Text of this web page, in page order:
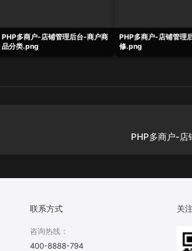
PHP多商户-店铺管理后台-商户商
品分类.png
PHP多商户-店铺管理
修.png
PHP多商户-店
联系方式
咨询热线：
400-8888-794
关